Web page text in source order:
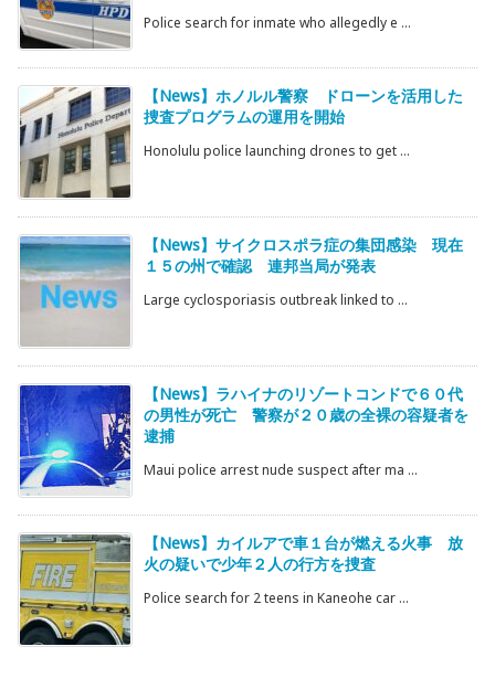
Police search for inmate who allegedly e ...
【News】ホノルル警察 ドローンを活用した
捜査プログラムの運用を開始
Honolulu police launching drones to get ...
【News】サイクロスポラ症の集団感染 現在
１５の州で確認 連邦当局が発表
Large cyclosporiasis outbreak linked to ...
【News】ラハイナのリゾートコンドで６０代
の男性が死亡 警察が２０歳の全裸の容疑者を
逮捕
Maui police arrest nude suspect after ma ...
【News】カイルアで車１台が燃える火事 放
火の疑いで少年２人の行方を捜査
Police search for 2 teens in Kaneohe car ...